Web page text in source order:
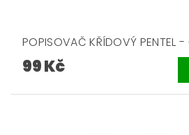
POPISOVAČ KŘÍDOVÝ PENTEL
99 Kč